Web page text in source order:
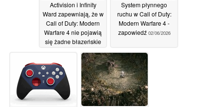
Activision i Infinity
Ward zapewniają, że w
Call of Duty: Modern
Warfare 4 nie pojawią
się żadne błazeńskie
02/06/2026
System płynnego
ruchu w Call of Duty:
Modern Warfare 4 -
zapowiedź 02/06/2026